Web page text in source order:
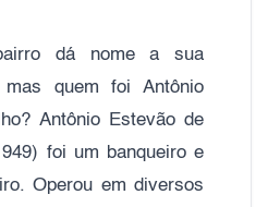
dá nome a sua
mas quem foi Antônio
Antônio Estevão de
foi um banqueiro e
Operou em diversos